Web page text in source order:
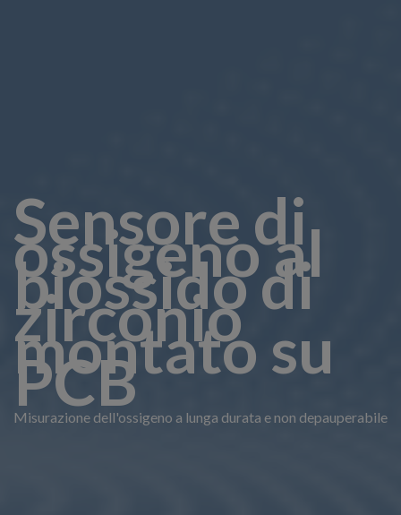
Sensore di
ossigeno al
biossido di
zirconio
montato su
PCB
Misurazione dell'ossigeno a lunga durata e non depauperabile